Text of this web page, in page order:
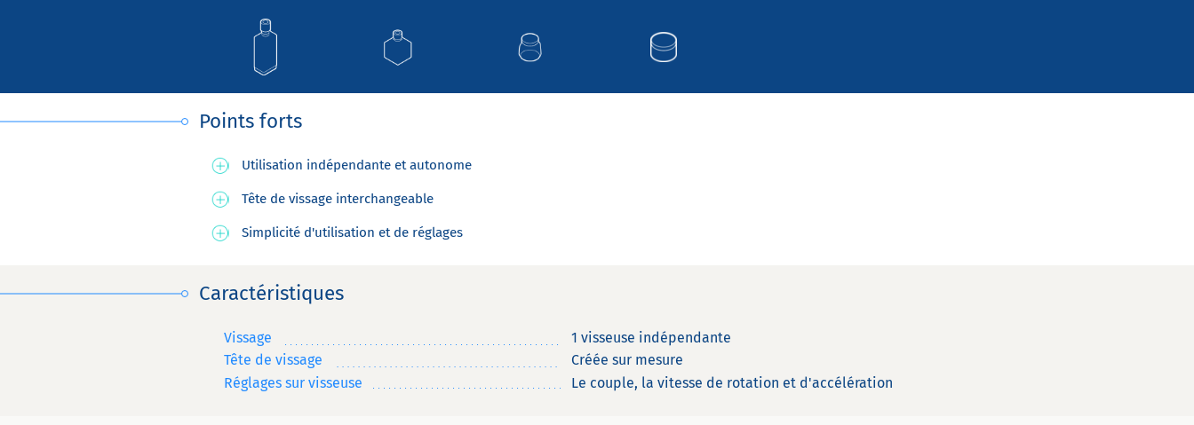
Points forts
Utilisation indépendante et autonome
Tête de vissage interchangeable
Simplicité d'utilisation et de réglages
Caractéristiques
Vissage
1 visseuse indépendante
Tête de vissage
Créée sur mesure
Réglages sur visseuse
Le couple, la vitesse de rotation et d'accélération